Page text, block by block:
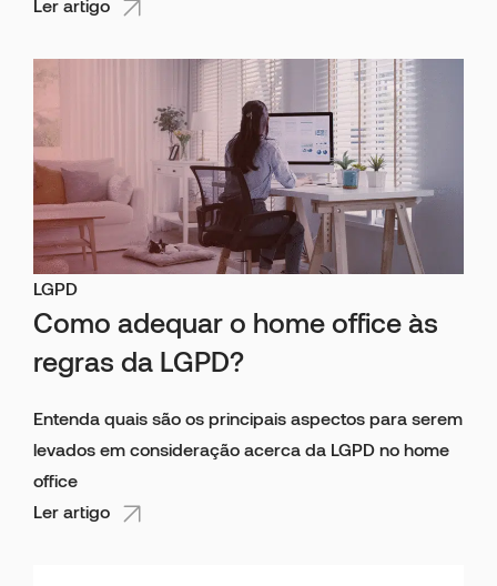
Ler artigo
LGPD
Como adequar o home office às
regras da LGPD?
Entenda quais são os principais aspectos para serem
levados em consideração acerca da LGPD no home
office
Ler artigo